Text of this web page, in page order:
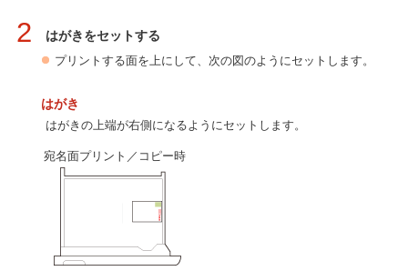
2 はがきをセットする
プリントする面を上にして、次の図のようにセットします。
はがき
はがきの上端が右側になるようにセットします。
宛名面プリント／コピー時